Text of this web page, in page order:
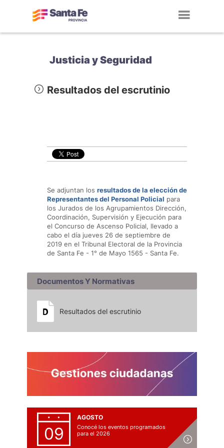
Justicia y Seguridad
Resultados del escrutinio
Se adjuntan los resultados de la elección de
Representantes del Personal Policial para
los Jurados de los Agrupamientos Dirección,
Coordinación, Supervisión y Ejecución para
el Concurso de Ascenso Policial, llevado a
cabo el día jueves 26 de septiembre de
2019 en el Tribunal Electoral de la Provincia
de Santa Fe - 1° de Mayo 1565 - Santa Fe.
Documentos Y Normativas
Resultados del escrutinio
09
AGOSTO
Conocé los eventos programados
para el 2026